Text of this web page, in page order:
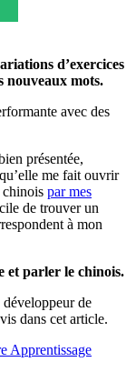
d’exercices
nouveaux mots.
avec des
présentée,
me fait ouvrir
chinois par mes
de trouver un
à mon
et parler le chinois.
développeur de
dans cet article.